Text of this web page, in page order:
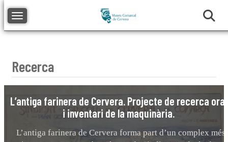
Toggle navigation
Recerca
L’antiga farinera de Cervera. Projecte de recerca oral
i inventari de la maquinària.
L’antiga farinera de Cervera forma part d’un complex més